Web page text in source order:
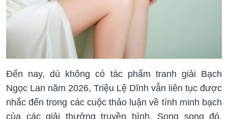
Đến nay, dù không có tác phẩm tranh giải Bạch
Ngọc Lan năm 2026, Triệu Lệ Dĩnh vẫn liên tục được
nhắc đến trong các cuộc thảo luận về tính minh bạch
của các giải thưởng truyền hình. Song song đó,